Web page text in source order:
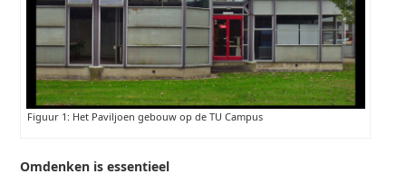
Figuur 1: Het Paviljoen gebouw op de TU Campus
Omdenken is essentieel